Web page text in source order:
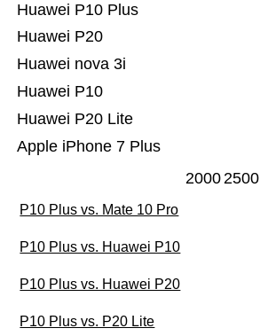
Apple iPhone 7 Plus
Huawei P20 Lite
Huawei P10
Huawei nova 3i
Huawei P20
Huawei P10 Plus
20002500
P10 Plus vs. Mate 10 Pro
P10 Plus vs. Huawei P10
P10 Plus vs. Huawei P20
P10 Plus vs. P20 Lite